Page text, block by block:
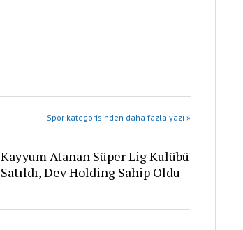
Spor kategorisinden daha fazla yazı »
Kayyum Atanan Süper Lig Kulübü
Satıldı, Dev Holding Sahip Oldu